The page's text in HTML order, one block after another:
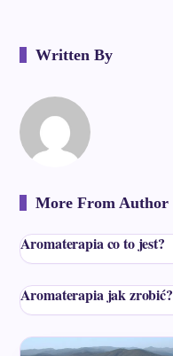
Written By
More From Author
Aromaterapia co to jest?
Aromaterapia jak zrobić?